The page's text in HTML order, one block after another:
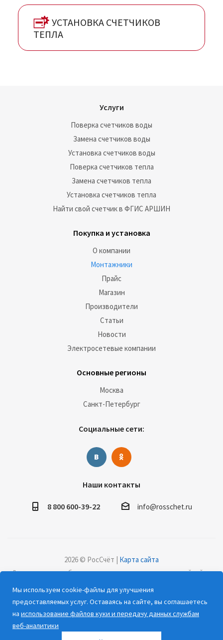
УСТАНОВКА СЧЕТЧИКОВ
ТЕПЛА
Услуги
Поверка счетчиков воды
Замена счетчиков воды
Установка счетчиков воды
Поверка счетчиков тепла
Замена счетчиков тепла
Установка счетчиков тепла
Найти свой счетчик в ФГИС АРШИН
Покупка и установка
О компании
Монтажники
Прайс
Магазин
Производители
Статьи
Новости
Электросетевые компании
Основные регионы
Москва
Санкт-Петербург
Социальные сети:
Наши контакты
8 800 600-39-22 info@rosschet.ru
2026 © РосСчёт | Карта сайта
Дорогие клиенты, обращаем ваше внимание на то, что данный сайт и
на сайте, носят информационный характер и ни при каких условиях не
являются публичной офертой, определяемой положениями Статьи 437
(2) Гражданского кодекса РФ.
Мы используем cookie-файлы для улучшения
предоставляемых услуг. Оставаясь на сайте, вы соглашаетесь
на использование файлов куки и передачу данных службам
веб-аналитики